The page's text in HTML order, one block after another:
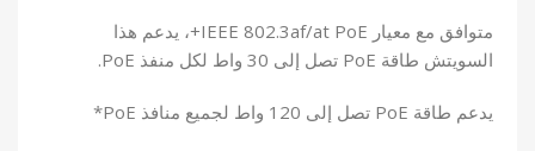
متوافق مع معيار IEEE 802.3af/at PoE+، يدعم هذا
السويتش طاقة PoE تصل إلى 30 واط لكل منفذ PoE.
يدعم طاقة PoE تصل إلى 120 واط لجميع منافذ PoE*